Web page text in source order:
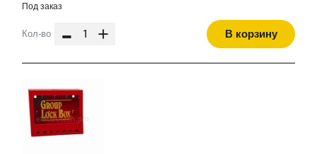
Под заказ
Кол-во - + В корзину